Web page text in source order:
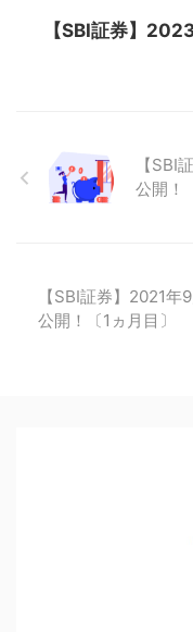
【SBI証券】
【SBI
公開！
【SBI証券】2021
公開！〔1ヵ月目〕